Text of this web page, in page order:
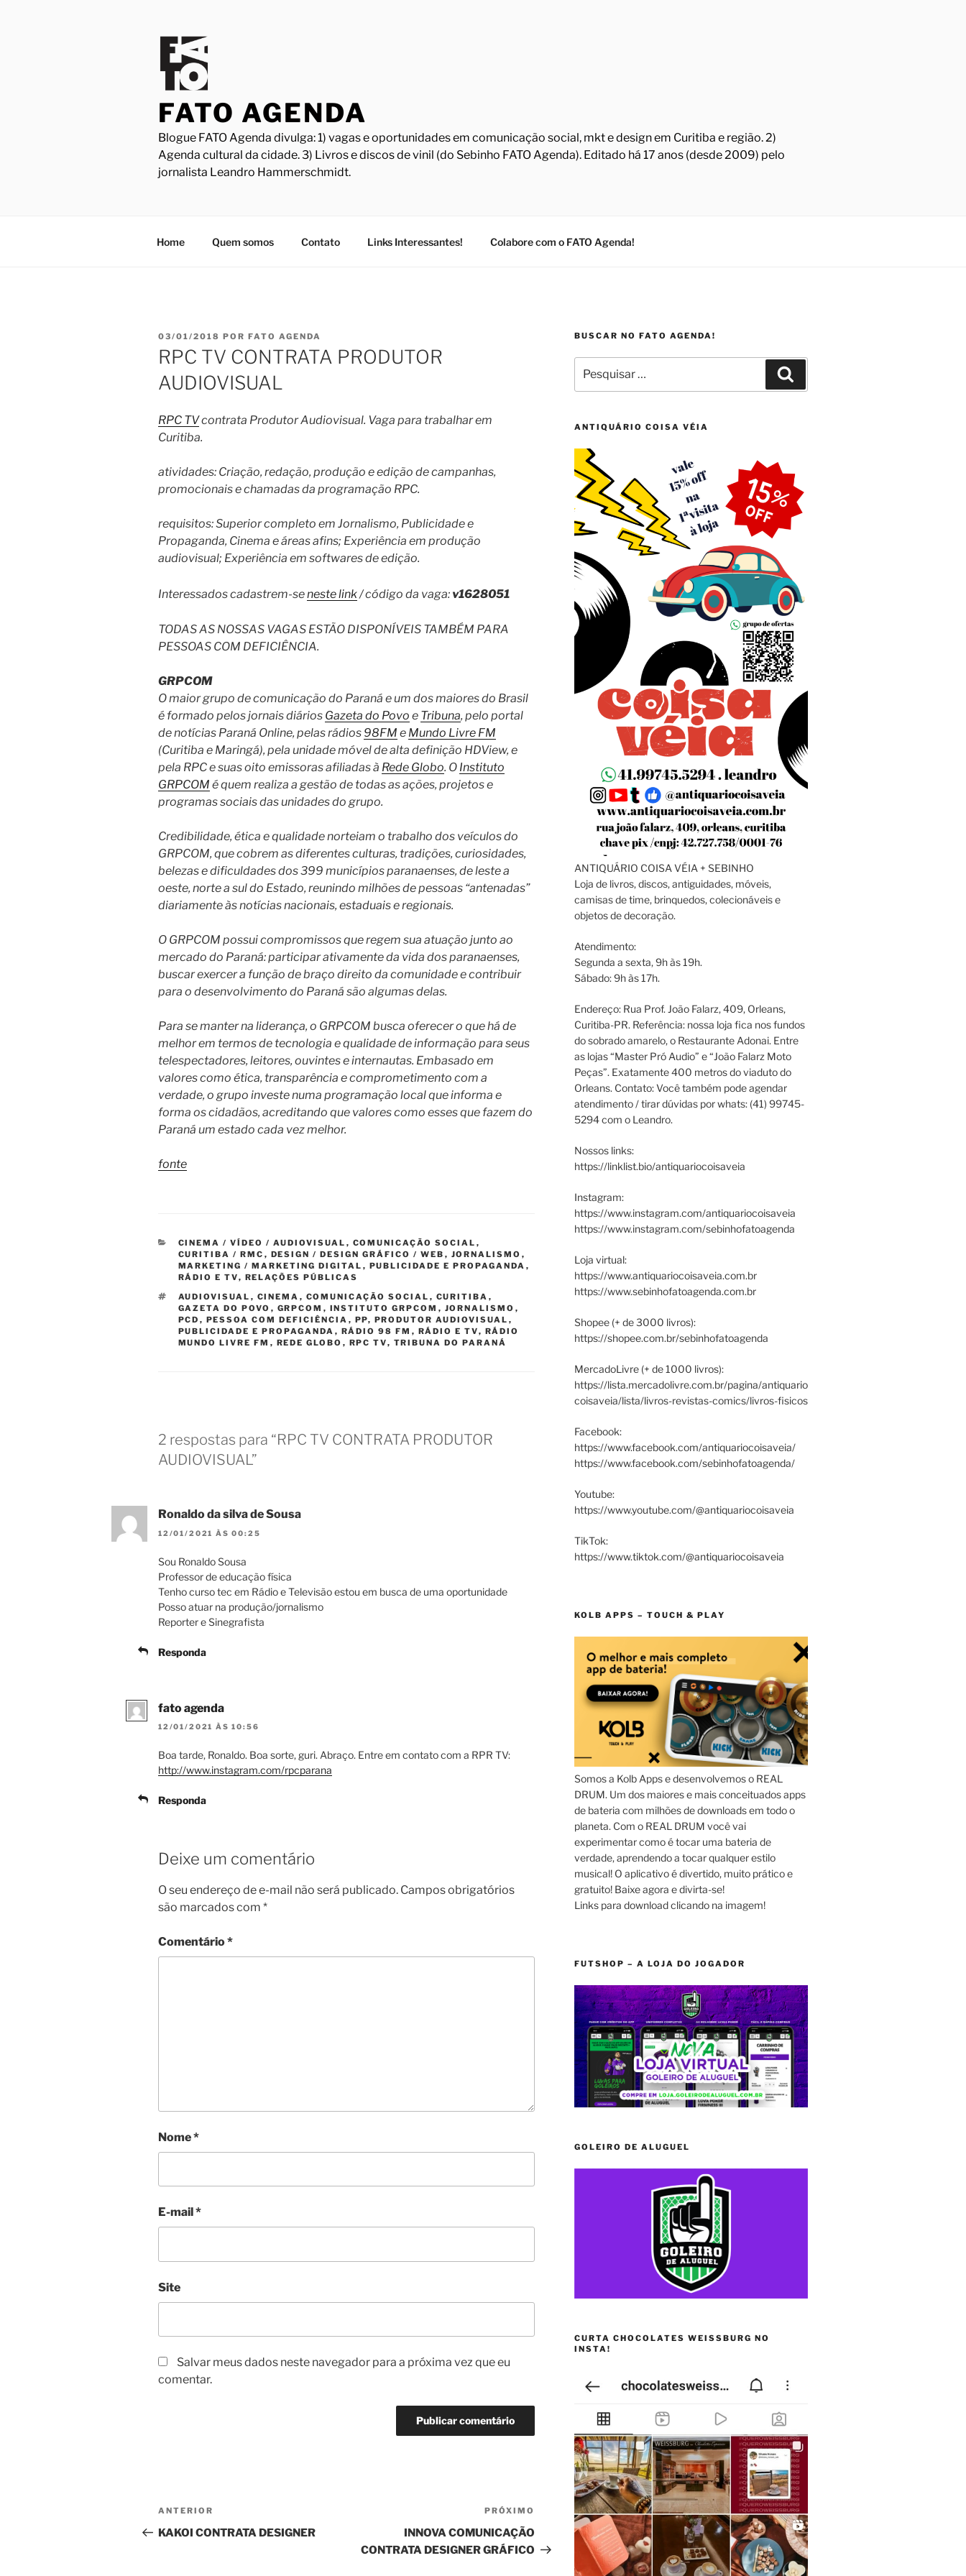
FATO AGENDA
Blogue FATO Agenda divulga: 1) vagas e oportunidades em comunicação social, mkt e design em Curitiba e região. 2)
Agenda cultural da cidade. 3) Livros e discos de vinil (do Sebinho FATO Agenda). Editado há 17 anos (desde 2009) pelo
jornalista Leandro Hammerschmidt.
Home Quem somos Contato Links Interessantes! Colabore com o FATO Agenda!
PUBLICADO
EM
03/01/2018 POR FATO AGENDA
RPC TV CONTRATA PRODUTOR
AUDIOVISUAL
RPC TVcontrata Produtor Audiovisual. Vaga para trabalhar em
Curitiba.
atividades: Criação, redação, produção e edição de campanhas,
promocionais e chamadas da programação RPC.
requisitos: Superior completo em Jornalismo, Publicidade e
Propaganda, Cinema e áreas afins; Experiência em produção
audiovisual; Experiência em softwares de edição.
Interessados cadastrem-seneste link/ código da vaga: v1628051
TODAS AS NOSSAS VAGAS ESTÃO DISPONÍVEIS TAMBÉM PARA
PESSOAS COM DEFICIÊNCIA.
GRPCOM
O maior grupo de comunicação do Paraná e um dos maiores do Brasil
é formado pelos jornais diários Gazeta do Povo e Tribuna, pelo portal
de notícias Paraná Online, pelas rádios 98FM e Mundo Livre FM
(Curitiba e Maringá), pela unidade móvel de alta definição HDView, e
pela RPC e suas oito emissoras afiliadas à Rede Globo. O Instituto
GRPCOM é quem realiza a gestão de todas as ações, projetos e
programas sociais das unidades do grupo.
Credibilidade, ética e qualidade norteiam o trabalho dos veículos do
GRPCOM, que cobrem as diferentes culturas, tradições, curiosidades,
belezas e dificuldades dos 399 municípios paranaenses, de leste a
oeste, norte a sul do Estado, reunindo milhões de pessoas “antenadas”
diariamente às notícias nacionais, estaduais e regionais.
O GRPCOM possui compromissos que regem sua atuação junto ao
mercado do Paraná: participar ativamente da vida dos paranaenses,
buscar exercer a função de braço direito da comunidade e contribuir
para o desenvolvimento do Paraná são algumas delas.
Para se manter na liderança, o GRPCOM busca oferecer o que há de
melhor em termos de tecnologia e qualidade de informação para seus
telespectadores, leitores, ouvintes e internautas. Embasado em
valores como ética, transparência e comprometimento com a
verdade, o grupo investe numa programação local que informa e
forma os cidadãos, acreditando que valores como esses que fazem do
Paraná um estado cada vez melhor.
fonte
CATEGORIAS
CINEMA / VÍDEO / AUDIOVISUAL , COMUNICAÇÃO SOCIAL ,
CURITIBA / RMC , DESIGN / DESIGN GRÁFICO / WEB , JORNALISMO ,
MARKETING / MARKETING DIGITAL , PUBLICIDADE E PROPAGANDA ,
RÁDIO E TV, RELAÇÕES PÚBLICAS
TAGS
AUDIOVISUAL , CINEMA , COMUNICAÇÃO SOCIAL , CURITIBA ,
GAZETA DO POVO , GRPCOM , INSTITUTO GRPCOM , JORNALISMO ,
PCD , PESSOA COM DEFICIÊNCIA , PP, PRODUTOR AUDIOVISUAL ,
PUBLICIDADE E PROPAGANDA , RÁDIO 98 FM , RÁDIO E TV, RÁDIO
MUNDO LIVRE FM , REDE GLOBO , RPC TV, TRIBUNA DO PARANÁ
2 respostas para “RPC TV CONTRATA PRODUTOR
AUDIOVISUAL”
Ronaldo da silva de Sousa
12/01/2021 ÀS 00:25
Sou Ronaldo Sousa
Professor de educação física
Tenho curso tec em Rádio e Televisão estou em busca de uma oportunidade
Posso atuar na produção/jornalismo
Reporter e Sinegrafista
Responda
fato agenda
12/01/2021 ÀS 10:56
Boa tarde, Ronaldo. Boa sorte, guri. Abraço. Entre em contato com a RPR TV:
http://www.instagram.com/rpcparana
Responda
Deixe um comentário
O seu endereço de e-mail não será publicado. Campos obrigatórios
são marcados com *
Comentário*
Nome*
E-mail *
Site
Salvar meus dados neste navegador para a próxima vez que eu
comentar.
Navegação
de
Post
anterior
ANTERIOR
KAKOI CONTRATA DESIGNER
Próximo
PRÓXIMO
INNOVA COMUNICAÇÃO
CONTRATA DESIGNER GRÁFICO
BUSCAR NO FATO AGENDA!
por:
ANTIQUÁRIO COISA VÉIA
ANTIQUÁRIO COISA VÉIA + SEBINHO
Loja de livros, discos, antiguidades, móveis,
camisas de time, brinquedos, colecionáveis e
objetos de decoração.
Atendimento:
Segunda a sexta, 9h às 19h.
Sábado: 9h às 17h.
Endereço: Rua Prof. João Falarz, 409, Orleans,
Curitiba-PR. Referência: nossa loja fica nos fundos
do sobrado amarelo, o Restaurante Adonai. Entre
as lojas “Master Pró Audio” e “João Falarz Moto
Peças”. Exatamente 400 metros do viaduto do
Orleans. Contato: Você também pode agendar
atendimento / tirar dúvidas por whats: (41) 99745-
5294 com o Leandro.
Nossos links:
https://linklist.bio/antiquariocoisaveia
Instagram:
https://www.instagram.com/antiquariocoisaveia
https://www.instagram.com/sebinhofatoagenda
Loja virtual:
https://www.antiquariocoisaveia.com.br
https://www.sebinhofatoagenda.com.br
Shopee (+ de 3000 livros):
https://shopee.com.br/sebinhofatoagenda
MercadoLivre (+ de 1000 livros):
https://lista.mercadolivre.com.br/pagina/antiquario
coisaveia/lista/livros-revistas-comics/livros-fisicos
Facebook:
https://www.facebook.com/antiquariocoisaveia/
https://www.facebook.com/sebinhofatoagenda/
Youtube:
https://www.youtube.com/@antiquariocoisaveia
TikTok:
https://www.tiktok.com/@antiquariocoisaveia
KOLB APPS – TOUCH & PLAY
Somos a Kolb Apps e desenvolvemos o REAL
DRUM. Um dos maiores e mais conceituados apps
de bateria com milhões de downloads em todo o
planeta. Com o REAL DRUM você vai
experimentar como é tocar uma bateria de
verdade, aprendendo a tocar qualquer estilo
musical! O aplicativo é divertido, muito prático e
gratuito! Baixe agora e divirta-se!
Links para download clicando na imagem!
FUTSHOP – A LOJA DO JOGADOR
GOLEIRO DE ALUGUEL
CURTA CHOCOLATES WEISSBURG NO
INSTA!